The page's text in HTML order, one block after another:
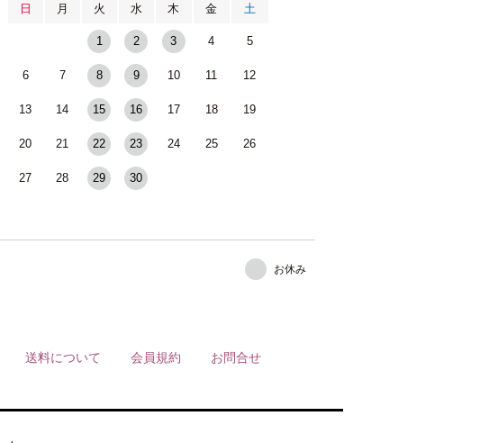
日 月 火 水 木 金 土
1 2 3 4 5
6 7 8 9 10 11 12
13 14 15 16 17 18 19
20 21 22 23 24 25 26
27 28 29 30
お休み
送料について 会員規約 お問合せ